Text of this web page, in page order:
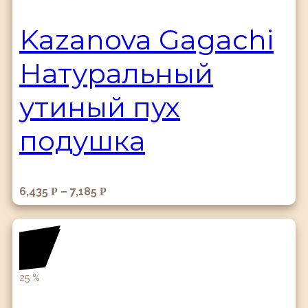
Kazanova Gagachi
Натуральный
утиный пух
подушка
6,435 Р – 7,185 Р
25 %